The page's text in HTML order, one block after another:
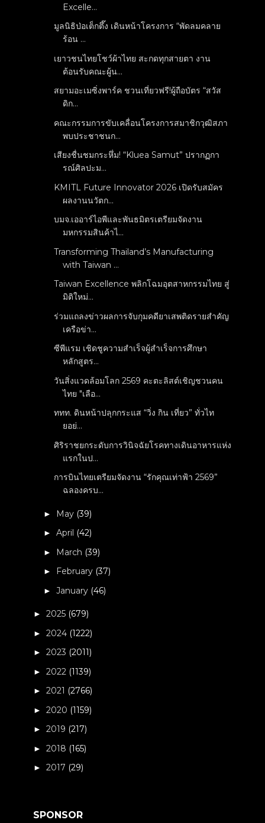
Excelle...
มูลนิธิป่อเต็กตึ๊ง เดินหน้าโครงการ “พัดลมคลาย
ร้อน ...
เยาวชนไทยโชว์ผ้าไทย สะกดทุกสายตา งาน
ต้อนรับคณะผู้น...
สยามอะเมซิ่งพาร์ค ชวนเที่ยวฟรี!ผู้ถือบัตร “สวัส
ดิก...
คณะกรรมการขับเคลื่อนโครงการสมาชิกวุฒิสภา
พบประชาชนก...
เสียงชื่นชมกระหึ่ม! “Kluea Samut” ปรากฏกา
รณ์ศิลปะม...
KMITL Future Innovator 2026 เปิดรับสมัคร
ผลงานนวัตก...
บมจ.เออาร์ไอพีและพันธมิตรเตรียมจัดงาน
มหกรรมสินค้าไ...
Transforming Thailand’s Manufacturing
with Taiwan ...
Taiwan Excellence พลิกโฉมอุตสาหกรรมไทย สู่
มิติใหม่...
ร่วมแถลงข่าวผลการจับกุมคดียาเสพติดรายสำคัญ
เครือข่า...
ซีพีแรม เชิดชูความสำเร็จผู้สำเร็จการศึกษา
หลักสูตร...
วันสิ่งแวดล้อมโลก 2569 คะตะลิสต์เชิญชวนคน
ไทย "เลือ...
ททท. ดินหน้าปลุกกระแส “วิ่ง กิน เที่ยว” ทั่วไท
ยอย่...
ศิริราชยกระดับการวินิจฉัยโรคทางเดินอาหารแห่ง
แรกในป...
การบินไทยเตรียมจัดงาน “รักคุณเท่าฟ้า 2569”
ฉลองครบ...
► May (39)
►April (42)
► March (39)
► February (37)
►January (46)
►2025 (679)
►2024 (1222)
►2023 (2011)
►2022 (1139)
►2021 (2766)
►2020 (1159)
►2019 (217)
►2018 (165)
►2017 (29)
SPONSOR